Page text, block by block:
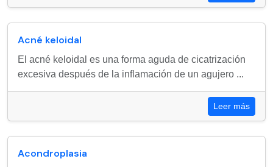
Acné keloidal
El acné keloidal es una forma aguda de cicatrización
excesiva después de la inflamación de un agujero ...
Leer más
Acondroplasia